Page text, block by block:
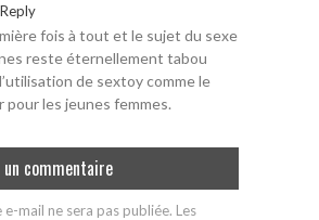
Reply
fois à tout et le sujet du sexe
reste éternellement tabou
de sextoy comme le
pour les jeunes femmes.
un commentaire
mail ne sera pas publiée. Les